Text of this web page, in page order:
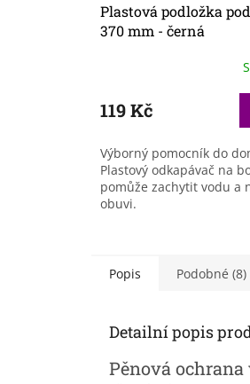
Plastová podložka
370 mm - černá
119 Kč
Výborný pomocník do
Plastový odkapávač na
pomůže zachytit vodu a
obuvi.
Popis Podobné (8)
Detailní popis
Pěnová